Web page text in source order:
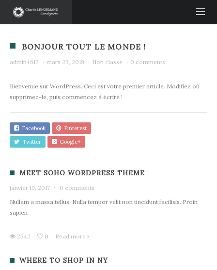
BONJOUR TOUT LE MONDE !
admin4612 · mars 23, 2019 · Non classé · 0 comments
Bienvenue sur WordPress. Ceci est votre premier article. Modifiez où
supprimez-le, puis commencez à écrire !
Facebook
Pinterest
Twitter
Google+
MEET SOHO WORDPRESS THEME
janvier 19, 2017 ·
0 comments
Nullam a massa tellus. Nulla tempor velit non tincidunt facilisis. Proin
sapien
2542 0 Read more
WHERE TO SHOP IN NY